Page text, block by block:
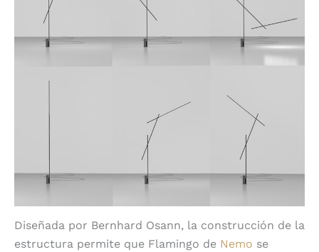
Diseñada por Bernhard Osann, la construcción de la
estructura permite que Flamingo de Nemo se